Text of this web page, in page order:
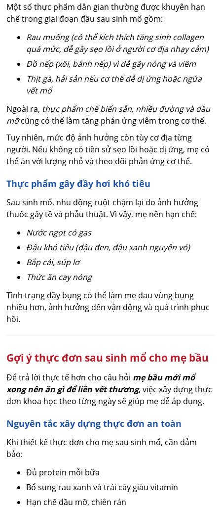
Một số thực phẩm dân gian thường được khuyên hạn
chế trong giai đoạn đầu sau sinh mổ gồm:
Rau muống (có thể kích thích tăng sinh collagen
quá mức, dễ gây sẹo lồi ở người cơ địa nhạy cảm)
Đồ nếp (xôi, bánh nếp) vì dễ gây nóng và viêm
Thịt gà, hải sản nếu cơ thể dễ dị ứng hoặc ngứa
vết mổ
Ngoài ra, thực phẩm chế biến sẵn, nhiều đường và dầu
mỡcũng có thể làm tăng phản ứng viêm trong cơ thể.
Tuy nhiên, mức độ ảnh hưởng còn tùy cơ địa từng
người. Nếu không có tiền sử sẹo lồi hoặc dị ứng, mẹ có
thể ăn với lượng nhỏ và theo dõi phản ứng cơ thể.
Thực phẩm gây đầy hơi khó tiêu
Sau sinh mổ, nhu động ruột chậm lại do ảnh hưởng
thuốc gây tê và phẫu thuật. Vì vậy, mẹ nên hạn chế:
Nước ngọt có gas
Đậu khó tiêu (đậu đen, đậu xanh nguyên vỏ)
Bắp cải, súp lơ
Thức ăn cay nóng
Tình trạng đầy bụng có thể làm mẹ đau vùng bụng
nhiều hơn, ảnh hưởng đến vận động và quá trình phục
hồi.
Gợi ý thực đơn sau sinh mổ cho mẹ bầu
Để trả lời thực tế hơn cho câu hỏi mẹ bầu mới mổ
xong nên ăn gì để liền vết thương, việc xây dựng thực
đơn khoa học theo từng ngày sẽ giúp mẹ dễ áp dụng.
Nguyên tắc xây dựng thực đơn an toàn
Khi thiết kế thực đơn cho mẹ sau sinh mổ, cần đảm
bảo:
Đủ protein mỗi bữa
Bổ sung rau xanh và trái cây giàu vitamin
Hạn chế dầu mỡ, chiên rán